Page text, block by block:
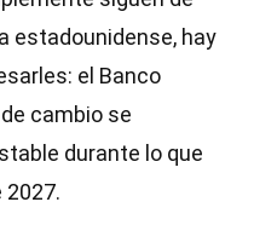
estadounidense, hay
el Banco
cambio se
durante lo que
2027.